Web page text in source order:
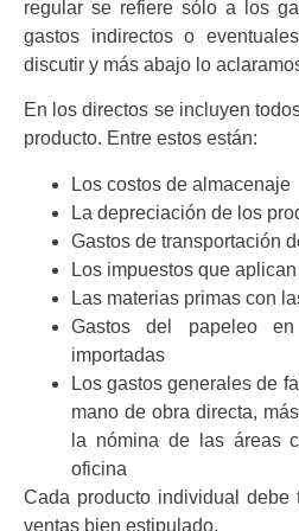
regular se refiere sólo a los
gastos indirectos o
discutir y más abajo lo
En los directos se incluyen
producto. Entre estos están:
Los costos de almacenaje
La depreciación de los
Gastos de transportación
Los impuestos que
Las materias primas con
Gastos del papeleo
importadas
Los gastos generales de
mano de obra directa,
la nómina de las áreas
oficina
Cada producto individual debe
ventas bien estipulado.